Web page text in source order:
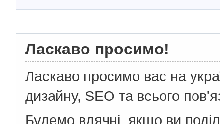
Ласкаво просимо!
Ласкаво просимо вас на
дизайну, SEO та всього
Будемо вдячні, якщо ви